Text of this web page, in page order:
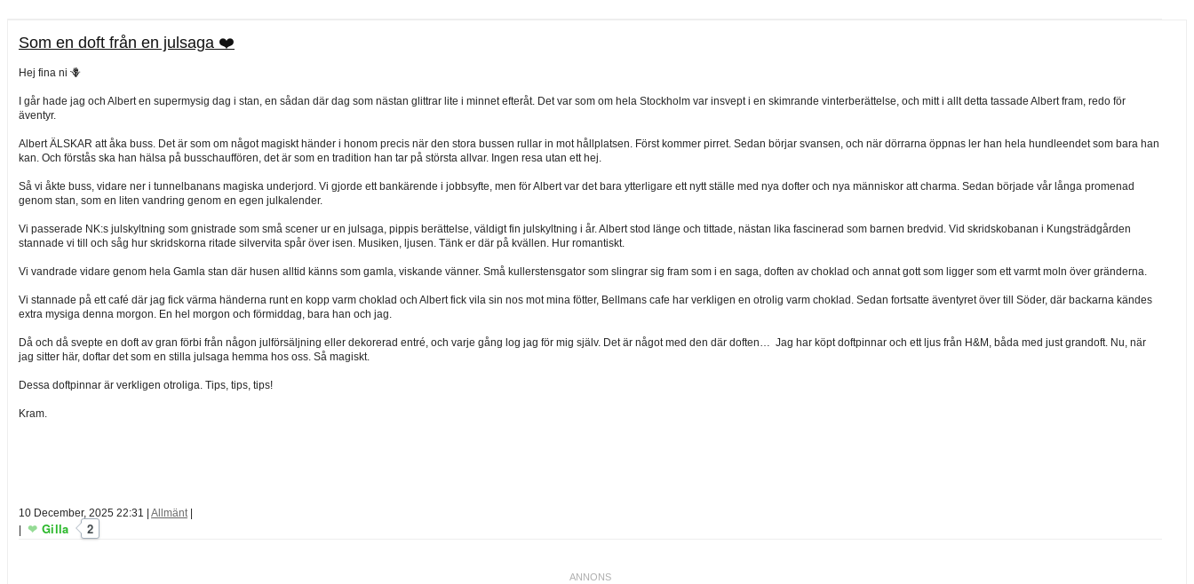
Som en doft från en julsaga ❤️
Hej fina ni 🪻
I går hade jag och Albert en supermysig dag i stan, en sådan där dag som nästan glittrar lite i minnet efteråt. Det var som om hela Stockholm var insvept i en skimrande vinterberättelse, och mitt i allt detta tassade Albert fram, redo för
äventyr.
Albert ÄLSKAR att åka buss. Det är som om något magiskt händer i honom precis när den stora bussen rullar in mot hållplatsen. Först kommer pirret. Sedan börjar svansen, och när dörrarna öppnas ler han hela hundleendet som bara han
kan. Och förstås ska han hälsa på busschauffören, det är som en tradition han tar på största allvar. Ingen resa utan ett hej.
Så vi åkte buss, vidare ner i tunnelbanans magiska underjord. Vi gjorde ett bankärende i jobbsyfte, men för Albert var det bara ytterligare ett nytt ställe med nya dofter och nya människor att charma. Sedan började vår långa promenad
genom stan, som en liten vandring genom en egen julkalender.
Vi passerade NK:s julskyltning som gnistrade som små scener ur en julsaga, pippis berättelse, väldigt fin julskyltning i år. Albert stod länge och tittade, nästan lika fascinerad som barnen bredvid. Vid skridskobanan i Kungsträdgården
stannade vi till och såg hur skridskorna ritade silvervita spår över isen. Musiken, ljusen. Tänk er där på kvällen. Hur romantiskt.
Vi vandrade vidare genom hela Gamla stan där husen alltid känns som gamla, viskande vänner. Små kullerstensgator som slingrar sig fram som i en saga, doften av choklad och annat gott som ligger som ett varmt moln över gränderna.
Vi stannade på ett café där jag fick värma händerna runt en kopp varm choklad och Albert fick vila sin nos mot mina fötter, Bellmans cafe har verkligen en otrolig varm choklad. Sedan fortsatte äventyret över till Söder, där backarna kändes
extra mysiga denna morgon. En hel morgon och förmiddag, bara han och jag.
Då och då svepte en doft av gran förbi från någon julförsäljning eller dekorerad entré, och varje gång log jag för mig själv. Det är något med den där doften… Jag har köpt doftpinnar och ett ljus från H&M, båda med just grandoft. Nu, när
jag sitter här, doftar det som en stilla julsaga hemma hos oss. Så magiskt.
Dessa doftpinnar är verkligen otroliga. Tips, tips, tips!
Kram.
10 December, 2025 22:31 Allmänt
2
Gilla